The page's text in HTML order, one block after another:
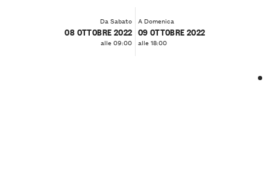
Da Sabato
08 OTTOBRE 2022
alle 09:00
A Domenica
09 OTTOBRE 2022
alle 18:00